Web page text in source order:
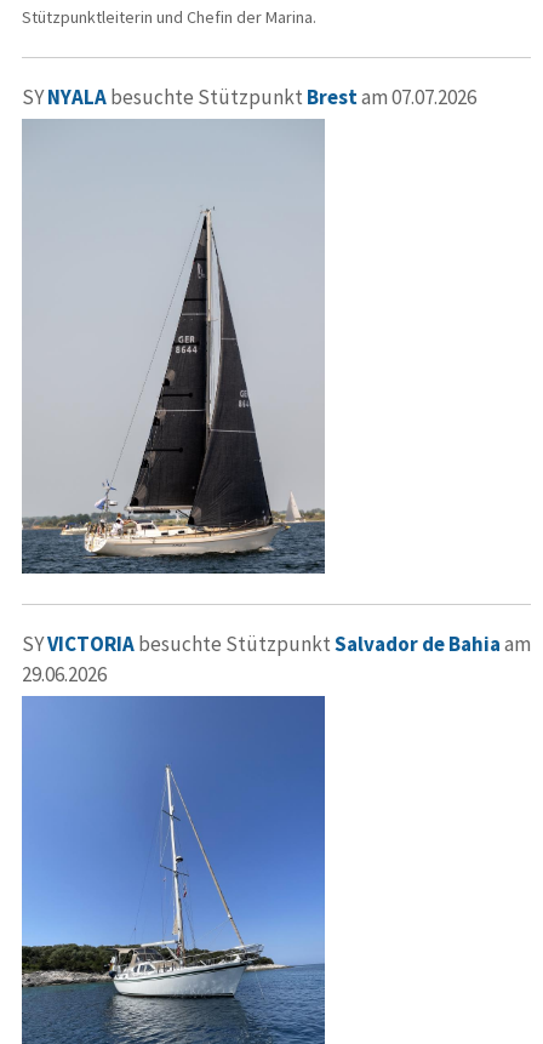
Stützpunktleiterin und Chefin der Marina.
SYNYALAbesuchte Stützpunkt Brestam 07.07.2026
SYVICTORIAbesuchte StützpunktSalvador de Bahiaam
29.06.2026